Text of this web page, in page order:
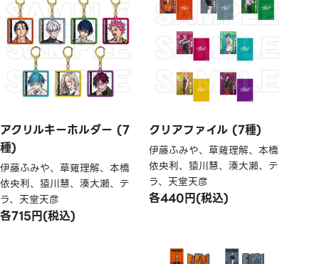
アクリルキーホルダー (7
種)
伊藤ふみや、草薙理解、本橋
依央利、猿川慧、湊大瀬、テ
ラ、天堂天彦
各715円(税込)
クリアファイル (7種)
伊藤ふみや、草薙理解、本橋
依央利、猿川慧、湊大瀬、テ
ラ、天堂天彦
各440円(税込)